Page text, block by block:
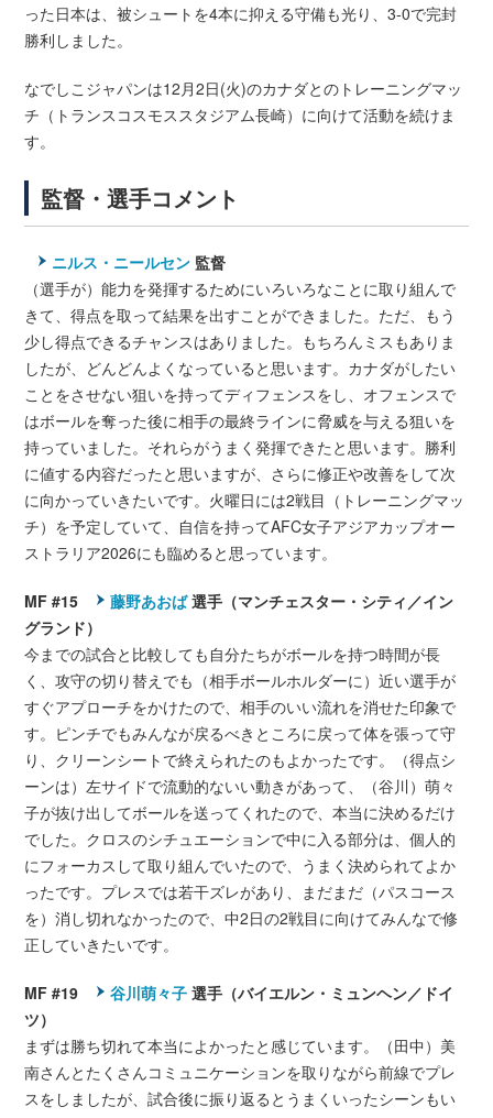
った日本は、被シュートを4本に抑える守備も光り、3-0で完封
勝利しました。
なでしこジャパンは12月2日(火)のカナダとのトレーニングマッ
チ（トランスコスモススタジアム長崎）に向けて活動を続けま
す。
監督・選手コメント
ニルス・ニールセン 監督
（選手が）能力を発揮するためにいろいろなことに取り組んで
きて、得点を取って結果を出すことができました。ただ、もう
少し得点できるチャンスはありました。もちろんミスもありま
したが、どんどんよくなっていると思います。カナダがしたい
ことをさせない狙いを持ってディフェンスをし、オフェンスで
はボールを奪った後に相手の最終ラインに脅威を与える狙いを
持っていました。それらがうまく発揮できたと思います。勝利
に値する内容だったと思いますが、さらに修正や改善をして次
に向かっていきたいです。火曜日には2戦目（トレーニングマッ
チ）を予定していて、自信を持ってAFC女子アジアカップオー
ストラリア2026にも臨めると思っています。
MF #15 藤野あおば選手（マンチェスター・シティ／イン
グランド）
今までの試合と比較しても自分たちがボールを持つ時間が長
く、攻守の切り替えでも（相手ボールホルダーに）近い選手が
すぐアプローチをかけたので、相手のいい流れを消せた印象で
す。ピンチでもみんなが戻るべきところに戻って体を張って守
り、クリーンシートで終えられたのもよかったです。（得点シ
ーンは）左サイドで流動的ないい動きがあって、（谷川）萌々
子が抜け出してボールを送ってくれたので、本当に決めるだけ
でした。クロスのシチュエーションで中に入る部分は、個人的
にフォーカスして取り組んでいたので、うまく決められてよか
ったです。プレスでは若干ズレがあり、まだまだ（パスコース
を）消し切れなかったので、中2日の2戦目に向けてみんなで修
正していきたいです。
MF #19 谷川萌々子 選手（バイエルン・ミュンヘン／ドイ
ツ）
まずは勝ち切れて本当によかったと感じています。（田中）美
南さんとたくさんコミュニケーションを取りながら前線でプレ
スをしましたが、試合後に振り返るとうまくいったシーンもい